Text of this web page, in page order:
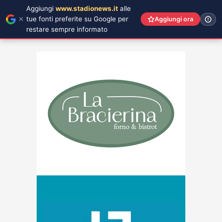
Aggiungi www.stadionews.it alle
tue fonti preferite su Google per
restare sempre informato
Aggiungi ora